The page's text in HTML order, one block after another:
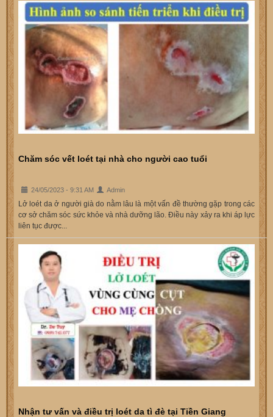
Chăm sóc vết loét tại nhà cho người cao tuổi
24/05/2023 - 9:31 AM Admin
Lở loét da ở người già do nằm lâu là một vấn đề thường gặp trong các
cơ sở chăm sóc sức khỏe và nhà dưỡng lão. Điều này xảy ra khi áp lực
liên tục được...
Nhận tư vấn và điều trị loét da tì đè tại Tiền Giang